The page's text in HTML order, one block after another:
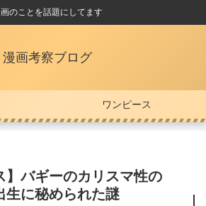
のことを話題にしてます
漫画考察ブログ
ワンピース
】バギーのカリスマ性の
生に秘められた謎